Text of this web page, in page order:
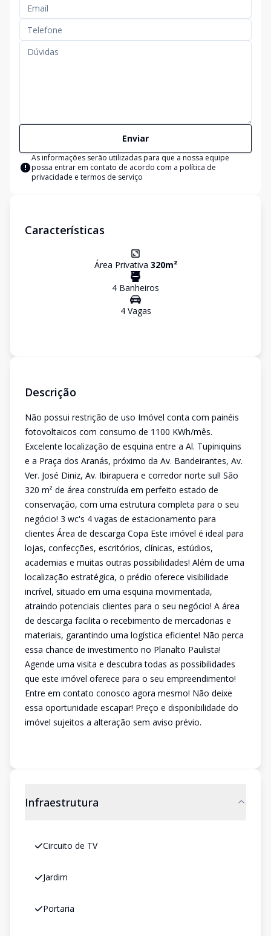
Enviar
As informações serão utilizadas para que a nossa equipe
possa entrar em contato de acordo com a política de
privacidade e termos de serviço
Características
Área Privativa 320m²
4 Banheiros
4Vagas
Descrição
Não possui restrição de uso Imóvel conta com painéis
fotovoltaicos com consumo de 1100 KWh/mês.
Excelente localização de esquina entre a Al. Tupiniquins
e a Praça dos Aranás, próximo da Av. Bandeirantes, Av.
Ver. José Diniz, Av. Ibirapuera e corredor norte sul! São
320 m² de área construída em perfeito estado de
conservação, com uma estrutura completa para o seu
negócio! 3 wc's 4 vagas de estacionamento para
clientes Área de descarga Copa Este imóvel é ideal para
lojas, confecções, escritórios, clínicas, estúdios,
academias e muitas outras possibilidades! Além de uma
localização estratégica, o prédio oferece visibilidade
incrível, situado em uma esquina movimentada,
atraindo potenciais clientes para o seu negócio! A área
de descarga facilita o recebimento de mercadorias e
materiais, garantindo uma logística eficiente! Não perca
essa chance de investimento no Planalto Paulista!
Agende uma visita e descubra todas as possibilidades
que este imóvel oferece para o seu empreendimento!
Entre em contato conosco agora mesmo! Não deixe
essa oportunidade escapar! Preço e disponibilidade do
imóvel sujeitos a alteração sem aviso prévio.
Infraestrutura
Circuito de TV
Jardim
Portaria